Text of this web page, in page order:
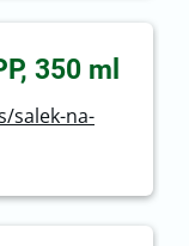
350 ml
salek-na-